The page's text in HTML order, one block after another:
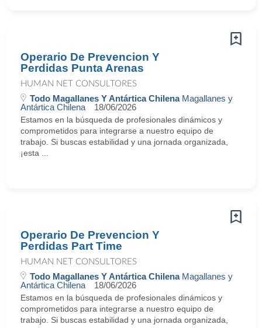
Operario De Prevencion Y
Perdidas Punta Arenas
HUMAN NET CONSULTORES
Todo Magallanes Y Antártica ChilenaMagallanes y
Antártica Chilena
18/06/2026
Estamos en la búsqueda de profesionales dinámicos y
comprometidos para integrarse a nuestro equipo de
trabajo. Si buscas estabilidad y una jornada organizada,
¡esta ...
Operario De Prevencion Y
Perdidas Part Time
HUMAN NET CONSULTORES
Todo Magallanes Y Antártica ChilenaMagallanes y
Antártica Chilena
18/06/2026
Estamos en la búsqueda de profesionales dinámicos y
comprometidos para integrarse a nuestro equipo de
trabajo. Si buscas estabilidad y una jornada organizada,